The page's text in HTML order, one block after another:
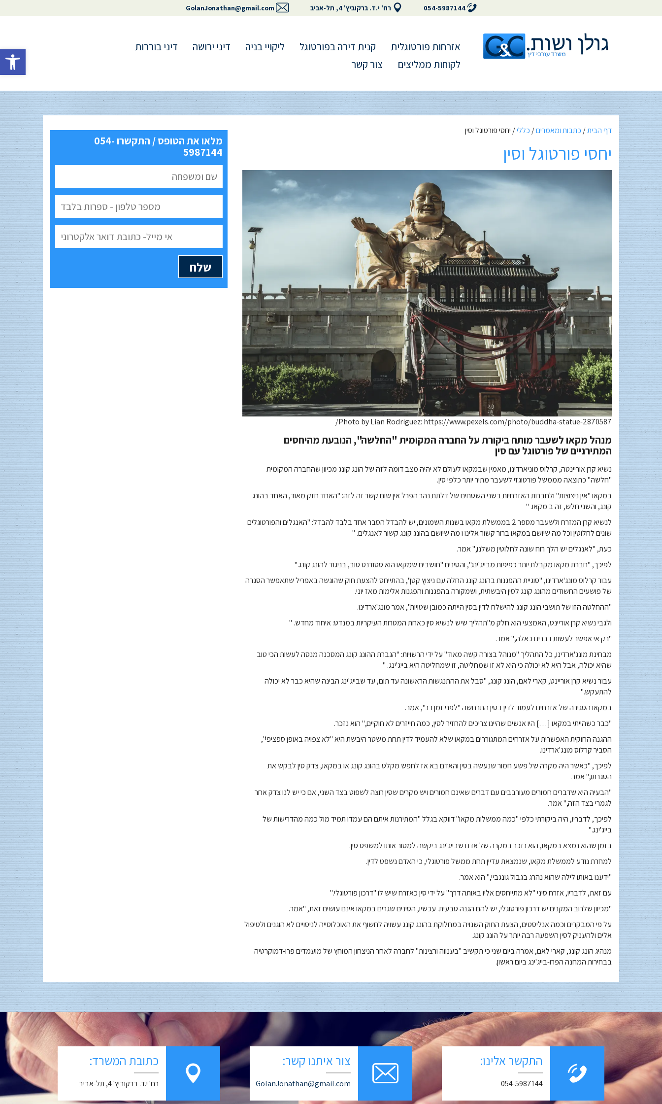
פתח
054-5987144 רח' י.ד. ברקוביץ' 4, תל-אביב GolanJonathan@gmail.com
אזרחות פורטוגלית קנית דירה בפורטוגל ליקויי בניה דיני ירושה
דיני בוררות
לקוחות ממליצים
צור קשר
דף הבית/ כתבות ומאמרים/ כללי/ יחסי פורטוגל וסין
יחסי פורטוגל וסין
Photo by Lian Rodriguez: https://www.pexels.com/photo/buddha-statue-2870587/
מנהל מקאו לשעבר מותח ביקורת על החברה המקומית "החלשה", הנובעת מהיחסים
המתירניים של פורטוגל עם סין
נשיא קרן אוריינטה, קרלוס מוניארדינו, מאמין שבמקאו לעולם לא יהיה מצב דומה לזה של הונג קונג מכיוון שהחברה המקומית
"חלשה" כתוצאה מממשל פורטוגזי לשעבר מתיר יותר כלפי סין.
במקאו "אין ניצוצות" ולחברות האזרחיות בשני השטחים של דלתת נהר הפרל אין שום קשר זה לזה: "האחד חזק מאוד, האחד בהונג
קונג, והשני חלש, זה ב מקאו. "
לנשיא קרן המזרח ולשעבר מספר 2 בממשלת מקאו בשנות השמונים, יש להבדל הסבר אחד בלבד להבדל: "האנגלים והפורטוגלים
שונים לחלוטין וכל מה שיושם במקאו ברור קשור אלינו ו מה שיושם בהונג קונג קשור לאנגלים. "
כעת, "לאנגלים יש הלך רוח שונה לחלוטין משלנו," אמר.
לפיכך, "חברת מקאו מקבלת יותר כפיפות מבייג'ינג", והסינים "חושבים שמקאו הוא סטודנט טוב, בניגוד להונג קונג."
עבור קרלוס מונג'ארדינו, "סוגיית ההפגנות בהונג קונג החלה עם ניצוץ קטן", בהתייחס להצעת חוק שהוגשה באפריל שתאפשר הסגרה
של פושעים החשודים מהונג קונג לסין היבשתית, ושמקורה בהפגנות והפגנות אלימות מאז יוני.
"ההחלטה הזו של תושבי הונג קונג להישלח לדין בסין הייתה כמובן שטויות", אמר מונג'ארדינו.
ולגבי נשיא קרן אוריינט, האמצעי הוא חלק מ"תהליך שיש לנשיא סין כאחת המטרות העיקריות במנדט: איחוד מחדש. "
"רק אי אפשר לעשות דברים כאלה," אמר.
מבחינת מונג'ארדינו, כל התהליך "מנוהל בצורה קשה מאוד" על ידי הרשויות: "הגברת ההונג קונג המסכנה מנסה לעשות הכי טוב
שהיא יכולה, אבל היא לא יכולה כי היא לא זו שמחליטה, זו שמחליטה היא בייג'ינג. "
עבור נשיא קרן אוריינט, קארי לאם, הונג קונג, "סבל את ההתנגשות הראשונה עד תום, עד שבייג'ינג הבינה שהיא כבר לא יכולה
להתעקש."
במקאו הסגירה של אזרחים לעמוד לדין בסין התרחשה "לפני זמן רב", אמר.
"כבר כשהייתי במקאו […] היו אנשים שהיינו צריכים להחזיר לסין, כמה חייזרים לא חוקיים," הוא נזכר.
ההגנה החוקית האפשרית על אזרחים המתגוררים במקאו שלא להעמיד לדין תחת משטר היבשת היא "לא צפויה באופן ספציפי",
הסביר קרלוס מונג'ארדינו.
לפיכך, "כאשר היה מקרה של פשע חמור שנעשה בסין והאדם בא אז לחפש מקלט בהונג קונג או במקאו, צדק סין לבקש את
הסגרתו," אמר.
"הבעיה היא שדברים חמורים מעורבבים עם דברים שאינם חמורים ויש מקרים שסין רוצה לשפוט בצד השני, אם כי יש לנו צדק אחר
לגמרי בצד הזה," אמר.
לפיכך, לדבריו, היה ביקורתי כלפי "כמה ממשלות מקאו" דווקא בגלל "המתירנות איתם הם עמדו תמיד מול כמה מהדרישות של
בייג'ינג."
בזמן שהוא נמצא במקאו, הוא נזכר במקרה של אדם שבייג'ינג ביקשה למסור אותו למשפט סין.
למחרת נודע לממשלת מקאו, שנמצאת עדיין תחת ממשל פורטוגלי, כי האדם נשפט לדין.
"ידענו באותו לילה שהוא נהרג בגבול גונגביי," הוא אמר.
עם זאת, לדבריו, אזרח סיני "לא מתייחסים אליו באותה דרך" על ידי סין כאזרח שיש לו "דרכון פורטוגלי."
"מכיוון שלרוב המקנים יש דרכון פורטוגלי, יש להם הגנה טבעית. עכשיו, הסינים שגרים במקאו אינם עושים זאת, "אמר.
על פי המבקרים וכמה אנליסטים, הצעת החוק השנויה במחלוקת בהונג קונג עשויה לחשוף את האוכלוסייה לניסויים לא הוגנים ולטיפול
אלים ולהעניק לסין השפעה רבה יותר על הונג קונג.
מנהיג הונג קונג, קארי לאם, אמרה ביום שני כי תקשיב "בענווה ורצינות" לחברה לאחר הניצחון המוחץ של מועמדים פרו-דמוקרטיה
בבחירות המחנה הפרו-בייג'ינג ביום ראשון.
מלאו את הטופס / התקשרו 054-
5987144
התקשר אלינו:
054-5987144
צור איתנו קשר:
GolanJonathan@gmail.com
כתובת המשרד:
רח' י.ד. ברקוביץ' 4, תל-אביב